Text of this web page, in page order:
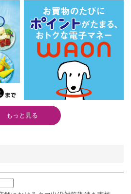
もっと見る